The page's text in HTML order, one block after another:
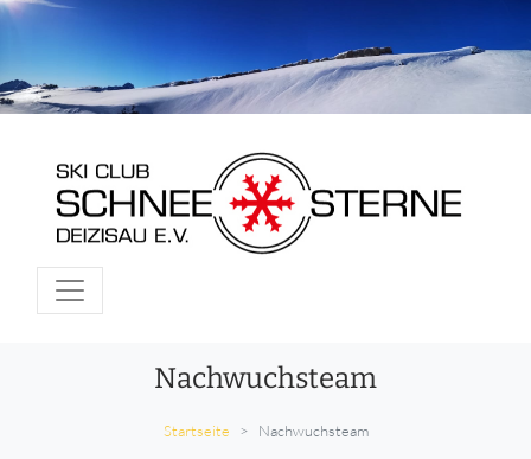
Nachwuchsteam
Startseite Nachwuchsteam